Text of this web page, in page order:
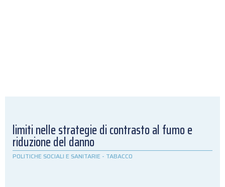
limiti nelle strategie di contrasto al fumo e
riduzione del danno
POLITICHE SOCIALI E SANITARIE - TABACCO